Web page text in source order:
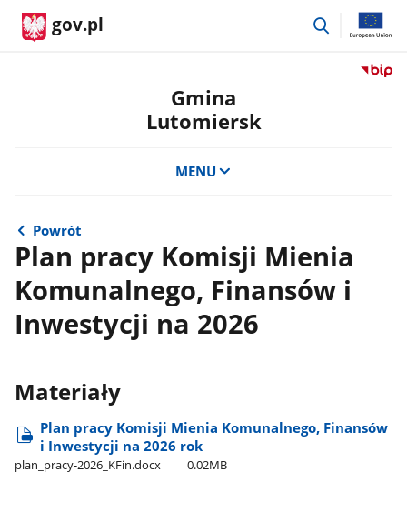
gov.pl
przejdź
Przejdź
Gmina
Lutomiersk
MENU
Powrót
Plan pracy Komisji Mienia
Komunalnego, Finansów i
Inwestycji na 2026
Materiały
Plan pracy Komisji Mienia Komunalnego, Finansów
i Inwestycji na 2026 rok
plan​_pracy-2026​_KFin.docx 0.02MB